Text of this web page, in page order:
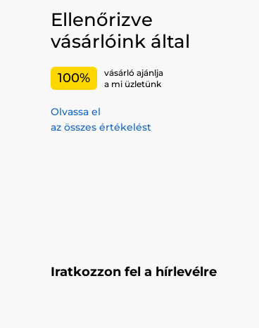
Ellenőrizve
vásárlóink által
100%
vásárló ajánlja
a mi üzletünk
Olvassa el
az összes értékelést
Iratkozzon fel a hírlevélre